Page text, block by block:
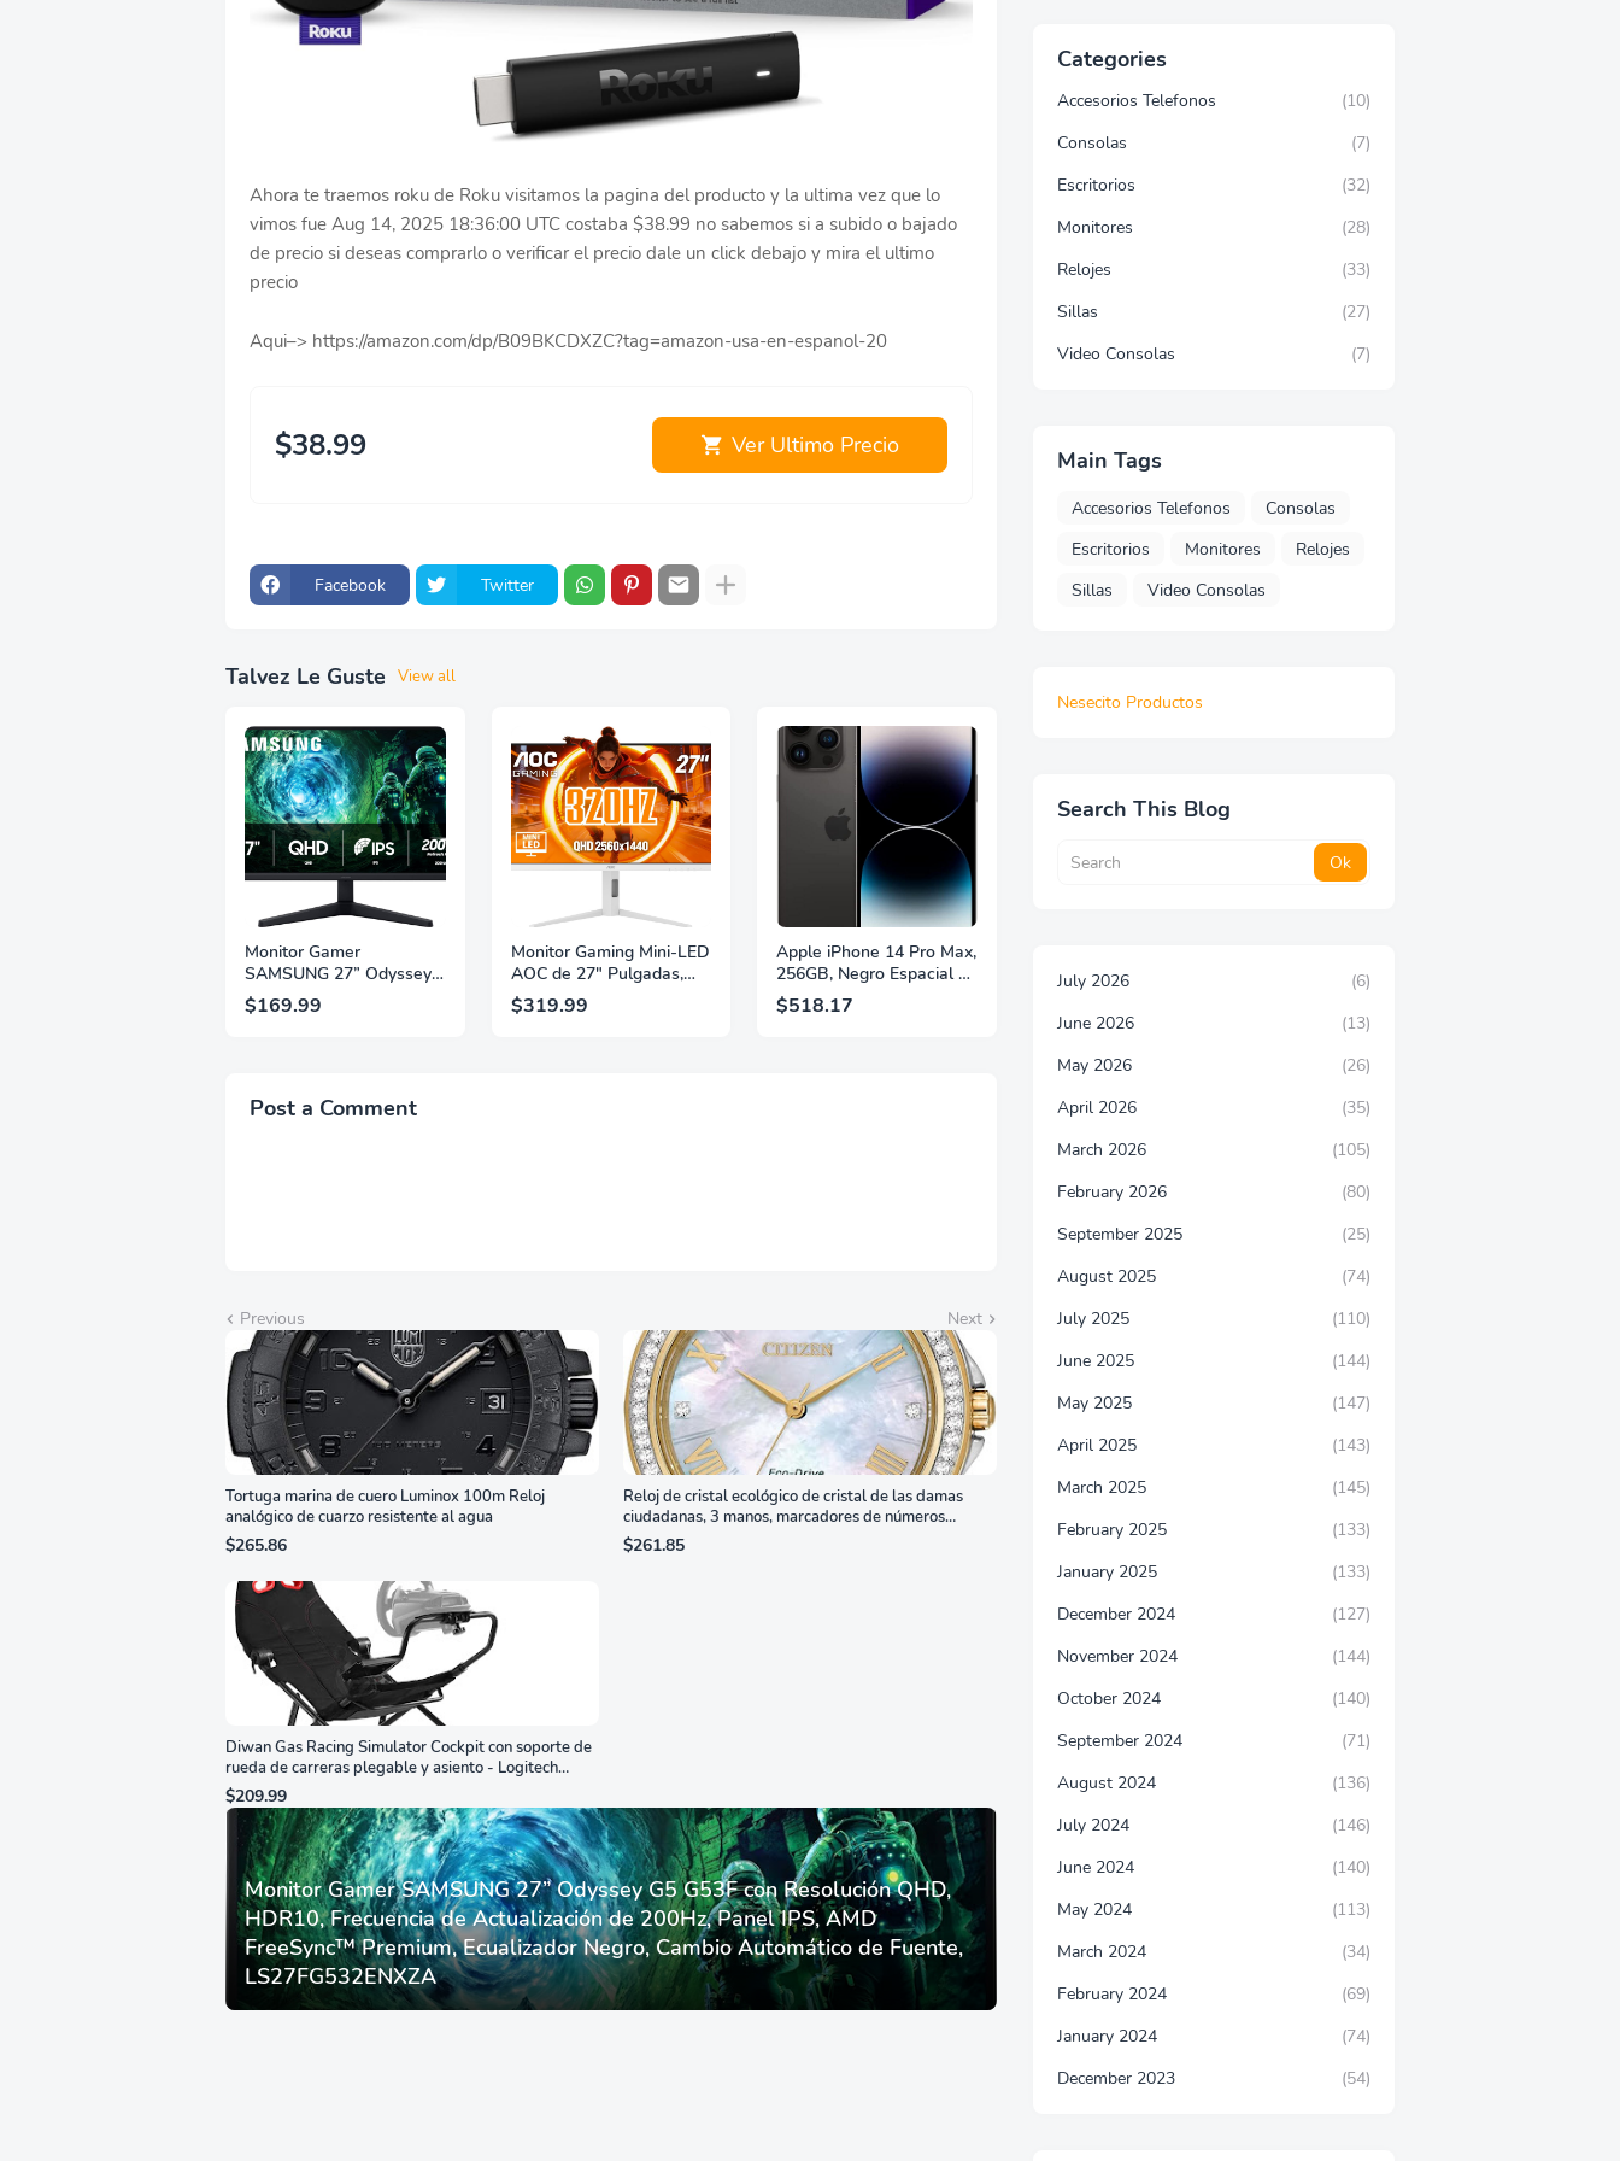
Ahora te traemos roku de Roku visitamos la pagina del producto y la ultima vez que lo
vimos fue Aug 14, 2025 18:36:00 UTC costaba $38.99 no sabemos si a subido o bajado
de precio si deseas comprarlo o verificar el precio dale un click debajo y mira el ultimo
precio
Aqui–> https://amazon.com/dp/B09BKCDXZC?tag=amazon-usa-en-espanol-20
$38.99 Ver Ultimo Precio
Facebook Twitter
Talvez Le Guste View all
Monitor Gamer
SAMSUNG 27” Odyssey
G5 G53F con Resolución
QHD, HDR10, Frecuencia
Ecualizador Negro,
$169.99
Monitor Gaming Mini-LED
AOC de 27" Pulgadas,
QHD 2560×1440, 320Hz,
1ms GtG, DisplayHDR,
$319.99
Apple iPhone 14 Pro Max,
256GB, Negro Espacial -
Desbloqueado
(Renovado)
$518.17
Post a Comment
Previous Next
Tortuga marina de cuero Luminox 100m Reloj
analógico de cuarzo resistente al agua
$265.86
Reloj de cristal ecológico de cristal de las damas
ciudadanas, 3 manos, marcadores de números
romanos, dial de nácar
$261.85
Diwan Gas Racing Simulator Cockpit con soporte de
rueda de carreras plegable y asiento - Logitech
G29/920/923/27/25, Thrustmaster
T248/X/T300RS/T150/458/TX
$209.99
Monitor Gamer SAMSUNG 27” Odyssey G5 G53F con Resolución QHD,
HDR10, Frecuencia de Actualización de 200Hz, Panel IPS, AMD
FreeSync™ Premium, Ecualizador Negro, Cambio Automático de Fuente,
LS27FG532ENXZA
Categories
Accesorios Telefonos
(10)
Consolas
(7)
Escritorios
(32)
Monitores
(28)
Relojes
(33)
Sillas
(27)
Video Consolas
(7)
Main Tags
Accesorios Telefonos
Consolas
Escritorios
Monitores
Relojes
Sillas
Video Consolas
Nesecito Productos
Search This Blog
July 2026
(6)
June 2026
(13)
May 2026
(26)
April 2026
(35)
March 2026
(105)
February 2026
(80)
September 2025
(25)
August 2025
(74)
July 2025
(110)
June 2025
(144)
May 2025
(147)
April 2025
(143)
March 2025
(145)
February 2025
(133)
January 2025
(133)
December 2024
(127)
November 2024
(144)
October 2024
(140)
September 2024
(71)
August 2024
(136)
July 2024
(146)
June 2024
(140)
May 2024
(113)
March 2024
(34)
February 2024
(69)
January 2024
(74)
December 2023
(54)